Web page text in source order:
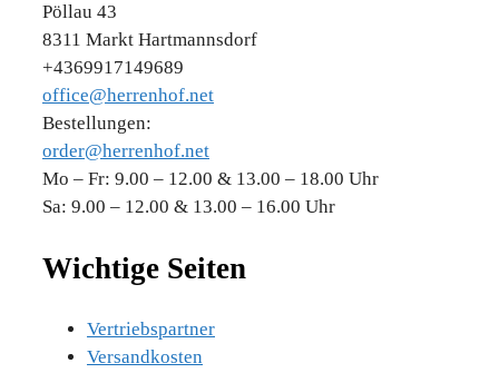
Pöllau 43
8311 Markt Hartmannsdorf
+4369917149689
office@herrenhof.net
Bestellungen:
order@herrenhof.net
Mo – Fr: 9.00 – 12.00 & 13.00 – 18.00 Uhr
Sa: 9.00 – 12.00 & 13.00 – 16.00 Uhr
Wichtige Seiten
Vertriebspartner
Versandkosten